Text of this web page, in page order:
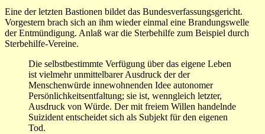
Eine der letzten Bastionen bildet das Bundesverfassungsgericht.
Vorgestern brach sich an ihm wieder einmal eine Brandungswelle
der Entmündigung. Anlaß war die Sterbehilfe zum Beispiel durch
Sterbehilfe-Vereine.
Die selbstbestimmte Verfügung über das eigene Leben
ist vielmehr unmittelbarer Ausdruck der der
Menschenwürde innewohnenden Idee autonomer
Persönlichkeitsentfaltung; sie ist, wenngleich letzter,
Ausdruck von Würde. Der mit freiem Willen handelnde
Suizident entscheidet sich als Subjekt für den eigenen
Tod.